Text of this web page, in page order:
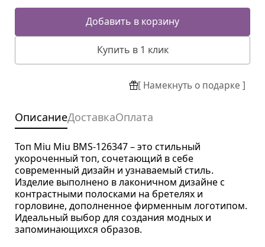
Добавить в корзину
Купить в 1 клик
[ Намекнуть о подарке ]
ОписаниеДоставкаОплата
Топ Miu Miu BMS-126347 – это стильный
укороченный топ, сочетающий в себе
современный дизайн и узнаваемый стиль.
Изделие выполнено в лаконичном дизайне с
контрастными полосками на бретелях и
горловине, дополненное фирменным логотипом.
Идеальный выбор для создания модных и
запоминающихся образов.